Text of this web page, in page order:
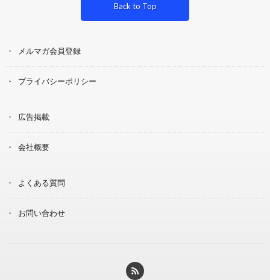
Back to Top
メルマガ会員登録
プライバシーポリシー
広告掲載
会社概要
よくある質問
お問い合わせ